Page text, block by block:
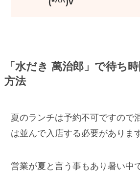
「水だき 萬治郎」で待ち
方法
夏のランチは予約不可ですので
は並んで入店する必要がありま
営業が夏と言う事もあり暑い中